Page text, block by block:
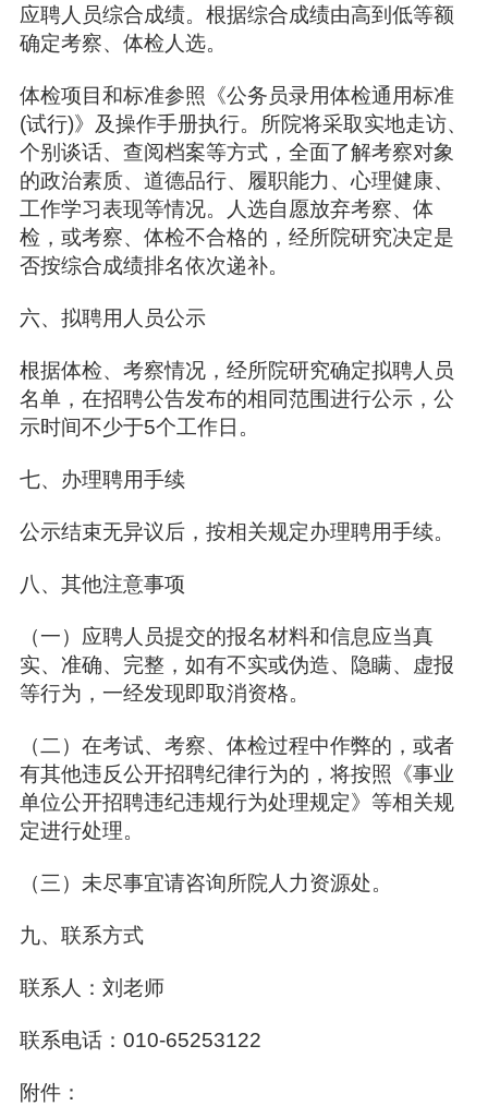
应聘人员综合成绩。根据综合成绩由高到低等额
确定考察、体检人选。
体检项目和标准参照《公务员录用体检通用标准
(试行)》及操作手册执行。所院将采取实地走访、
个别谈话、查阅档案等方式，全面了解考察对象
的政治素质、道德品行、履职能力、心理健康、
工作学习表现等情况。人选自愿放弃考察、体
检，或考察、体检不合格的，经所院研究决定是
否按综合成绩排名依次递补。
六、拟聘用人员公示
根据体检、考察情况，经所院研究确定拟聘人员
名单，在招聘公告发布的相同范围进行公示，公
示时间不少于5个工作日。
七、办理聘用手续
公示结束无异议后，按相关规定办理聘用手续。
八、其他注意事项
（一）应聘人员提交的报名材料和信息应当真
实、准确、完整，如有不实或伪造、隐瞒、虚报
等行为，一经发现即取消资格。
（二）在考试、考察、体检过程中作弊的，或者
有其他违反公开招聘纪律行为的，将按照《事业
单位公开招聘违纪违规行为处理规定》等相关规
定进行处理。
（三）未尽事宜请咨询所院人力资源处。
九、联系方式
联系人：刘老师
联系电话：010-65253122
附件：